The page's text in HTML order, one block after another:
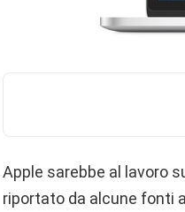
Apple sarebbe al lavoro
riportato da alcune fonti